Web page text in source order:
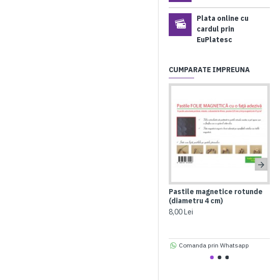
Plata online cu
cardul prin
EuPlatesc
CUMPARATE IMPREUNA
Pastile magnetice rotunde
(diametru 4 cm)
8,00 Lei
Comanda prin Whatsapp